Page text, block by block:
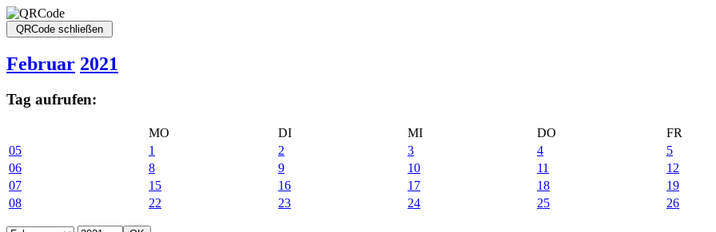
Februar 2021
Tag aufrufen:
MO DI MI DO FR
05
1 2 3 4 5
06
8 9 10 11 12
07
15 16 17 18 19
08
22 23 24 25 26